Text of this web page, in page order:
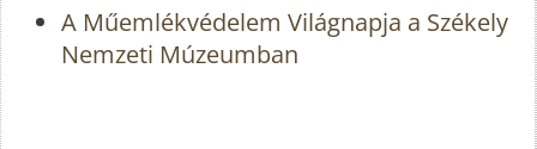
A Műemlékvédelem Világnapja a Székely
Nemzeti Múzeumban